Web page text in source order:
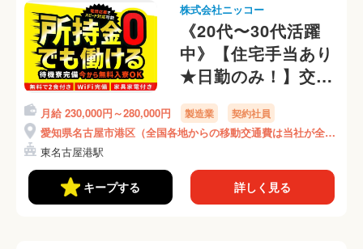
株式会社ニッコー
《20代〜30代活躍
中》【住宅手当あり
★日勤のみ！】交通
費『全額』支給！★
ランチ代0円★リサ
イクル品の仕分け・
分解作業(7-1)
月給 230,000円～280,000円 製造業 契約社員
愛知県名古屋市港区（全国各地からの移動交通費は当社が全額
負担）
東名古屋港駅
キープする 詳しく見る